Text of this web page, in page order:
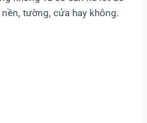
tường, cửa hay không.